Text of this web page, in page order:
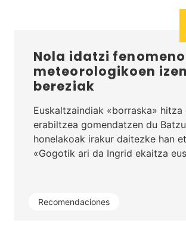
Recomendaciones
Nola idatzi fenomeno
meteorologikoen izen
bereziak
Euskaltzaindiak «borraska» hitza
erabiltzea gomendatzen du
honelakoak irakur daitezke han
«Gogotik ari da Ingrid ekaitza